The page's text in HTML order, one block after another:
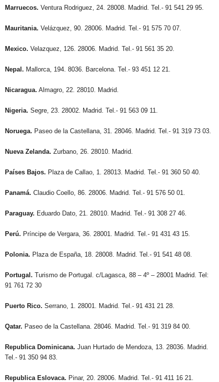
Marruecos. Ventura Rodriguez, 24. 28008. Madrid. Tel.- 91 541 29 95.
Mauritania. Velázquez, 90. 28006. Madrid. Tel.- 91 575 70 07.
Mexico. Velazquez, 126. 28006. Madrid. Tel.- 91 561 35 20.
Nepal. Mallorca, 194. 8036. Barcelona. Tel.- 93 451 12 21.
Nicaragua. Almagro, 22. 28010. Madrid.
Nigeria. Segre, 23. 28002. Madrid. Tel.- 91 563 09 11.
Noruega. Paseo de la Castellana, 31. 28046. Madrid. Tel.- 91 319 73 03.
Nueva Zelanda. Zurbano, 26. 28010. Madrid.
Países Bajos. Plaza de Callao, 1. 28013. Madrid. Tel.- 91 360 50 40.
Panamá. Claudio Coello, 86. 28006. Madrid. Tel.- 91 576 50 01.
Paraguay. Eduardo Dato, 21. 28010. Madrid. Tel.- 91 308 27 46.
Perú. Príncipe de Vergara, 36. 28001. Madrid. Tel.- 91 431 43 15.
Polonia. Plaza de España, 18. 28008. Madrid. Tel.- 91 541 48 08.
Portugal. Turismo de Portugal. c/Lagasca, 88 – 4º – 28001 Madrid. Tel:
91 761 72 30
Puerto Rico. Serrano, 1. 28001. Madrid. Tel.- 91 431 21 28.
Qatar. Paseo de la Castellana. 28046. Madrid. Tel.- 91 319 84 00.
Republica Dominicana. Juan Hurtado de Mendoza, 13. 28036. Madrid.
Tel.- 91 350 94 83.
Republica Eslovaca. Pinar, 20. 28006. Madrid. Tel.- 91 411 16 21.